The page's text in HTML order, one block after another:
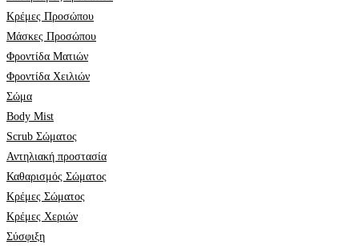
Κρέμες Προσώπου
Μάσκες Προσώπου
Φροντίδα Ματιών
Φροντίδα Χειλιών
Σώμα
Body Mist
Scrub Σώματος
Αντηλιακή προστασία
Καθαρισμός Σώματος
Κρέμες Σώματος
Κρέμες Χεριών
Σύσφιξη